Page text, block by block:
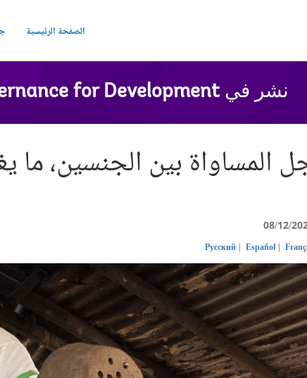
الصفحة الرئيسية
نشر في for Development
المساواة بين الجنسين، ما
08/12/
Español
Русский